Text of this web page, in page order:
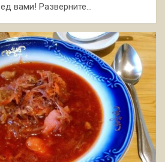
вами! Разверните…